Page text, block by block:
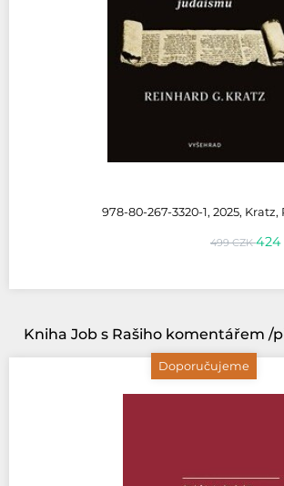
978-80-267-3320-1, 2025, Kratz,
499 CZK424
Doporučujeme